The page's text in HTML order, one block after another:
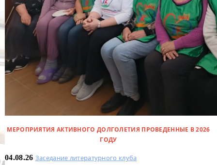
МЕРОПРИЯТИЯ АКТИВНОГО ДОЛГОЛЕТИЯ ПРОВЕДЕННЫЕ В 2026
ГОДУ
04.08.26 Заседание литературного клуба